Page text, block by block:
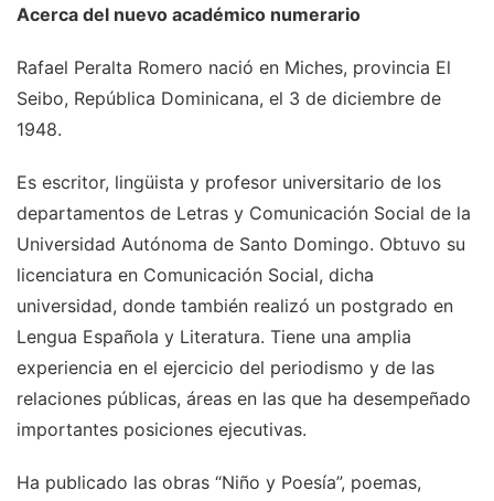
Acerca del nuevo académico numerario
Rafael Peralta Romero nació en Miches, provincia El
Seibo, República Dominicana, el 3 de diciembre de
1948.
Es escritor, lingüista y profesor universitario de los
departamentos de Letras y Comunicación Social de la
Universidad Autónoma de Santo Domingo. Obtuvo su
licenciatura en Comunicación Social, dicha
universidad, donde también realizó un postgrado en
Lengua Española y Literatura. Tiene una amplia
experiencia en el ejercicio del periodismo y de las
relaciones públicas, áreas en las que ha desempeñado
importantes posiciones ejecutivas.
Ha publicado las obras “Niño y Poesía”, poemas,